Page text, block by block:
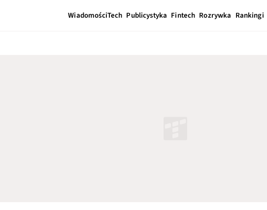
WiadomościTech Publicystyka Fintech Rozrywka Rankingi